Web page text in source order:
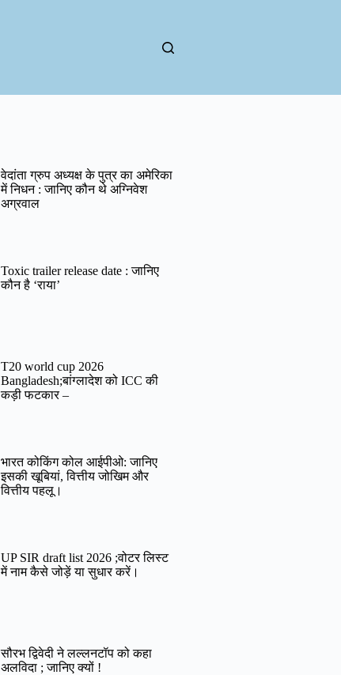
वेदांता ग्रुप अध्यक्ष के पुत्र का अमेरिका
में निधन : जानिए कौन थे अग्निवेश
अग्रवाल
Toxic trailer release date : जानिए
कौन है ‘राया’
T20 world cup 2026
Bangladesh;बांग्लादेश को ICC की
कड़ी फटकार –
भारत कोकिंग कोल आईपीओ: जानिए
इसकी खूबियां, वित्तीय जोखिम और
वित्तीय पहलू।
UP SIR draft list 2026 ;वोटर लिस्ट
में नाम कैसे जोड़ें या सुधार करें।
सौरभ द्विवेदी ने लल्लनटॉप को कहा
अलविदा ; जानिए क्यों !